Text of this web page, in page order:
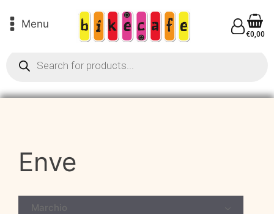
Menu
€0,00
Products
search
Enve
Marchio